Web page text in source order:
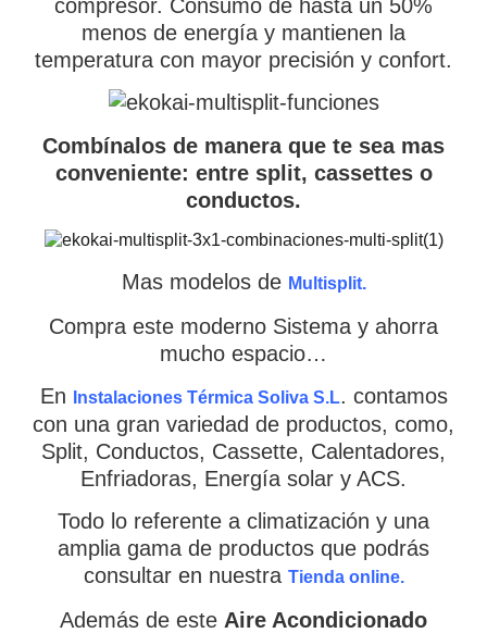
compresor. Consumo de hasta un 50%
menos de energía y mantienen la
temperatura con mayor precisión y confort.
Combínalos de manera que te sea mas
conveniente: entre split, cassettes o
conductos.
Mas modelos de Multisplit.
Compra este moderno Sistema y ahorra
mucho espacio…
En
Instalaciones Térmica Soliva S.L. contamos
con una gran variedad de productos, como,
Split, Conductos, Cassette, Calentadores,
Enfriadoras, Energía solar y ACS.
Todo lo referente a climatización y una
amplia gama de productos que podrás
consultar en nuestra Tienda online.
Además de este Aire Acondicionado